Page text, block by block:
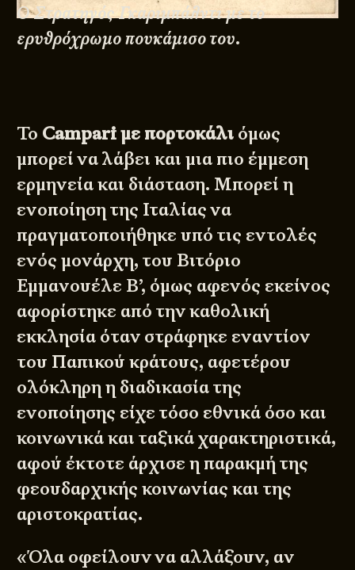
Ο Στρατηγός Γκαριμπάλντι με το
ερυθρόχρωμο πουκάμισο του.
Το Campari με πορτοκάλι όμως
μπορεί να λάβει και μια πιο έμμεση
ερμηνεία και διάσταση. Μπορεί η
ενοποίηση της Ιταλίας να
πραγματοποιήθηκε υπό τις εντολές
ενός μονάρχη, του Βιτόριο
Εμμανουέλε Β’, όμως αφενός εκείνος
αφορίστηκε από την καθολική
εκκλησία όταν στράφηκε εναντίον
του Παπικού κράτους, αφετέρου
ολόκληρη η διαδικασία της
ενοποίησης είχε τόσο εθνικά όσο και
κοινωνικά και ταξικά χαρακτηριστικά,
αφού έκτοτε άρχισε η παρακμή της
φεουδαρχικής κοινωνίας και της
αριστοκρατίας.
«Όλα οφείλουν να αλλάξουν, αν